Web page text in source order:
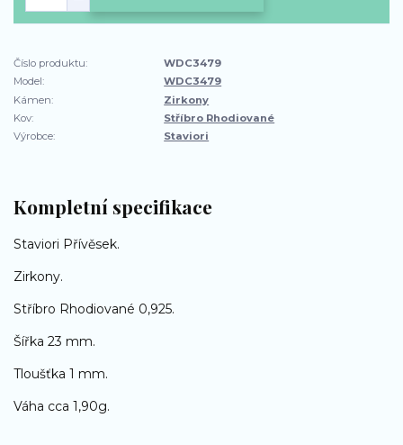
Číslo produktu:
WDC3479
Model:
WDC3479
Kámen:
Zirkony
Kov:
Stříbro Rhodiované
Výrobce:
Staviori
Kompletní specifikace
Staviori Přívěsek.
Zirkony.
Stříbro Rhodiované 0,925.
Šířka 23 mm.
Tloušťka 1 mm.
Váha cca 1,90g.